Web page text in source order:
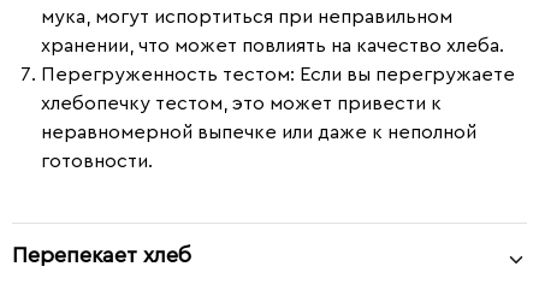
мука, могут испортиться при неправильном
хранении, что может повлиять на качество хлеба.
Перегруженность тестом: Если вы перегружаете
хлебопечку тестом, это может привести к
неравномерной выпечке или даже к неполной
готовности.
Перепекает хлеб